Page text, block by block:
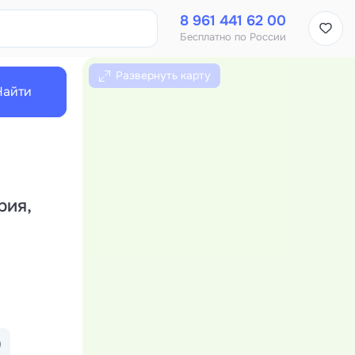
8 961 441 62 00
Бесплатно по России
Развернуть карту